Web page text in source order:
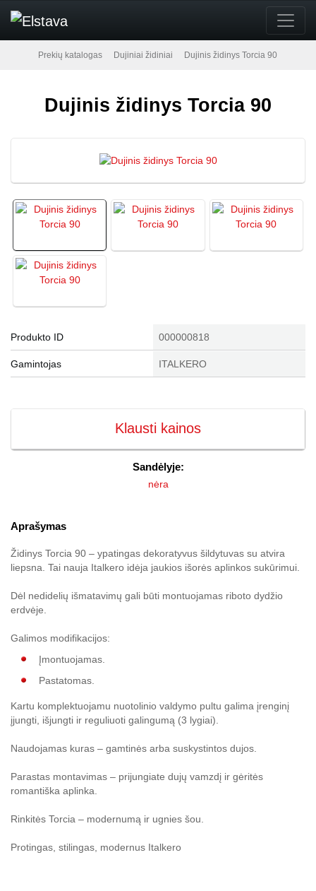
Prekių katalogas Dujiniai židiniai Dujinis židinys Torcia 90
Dujinis židinys Torcia 90
Produkto ID 000000818
Gamintojas ITALKERO
Klausti kainos
Sandėlyje:
nėra
Aprašymas
Židinys Torcia 90 – ypatingas dekoratyvus šildytuvas su atvira
liepsna. Tai nauja Italkero idėja jaukios išorės aplinkos sukūrimui.
Dėl nedidelių išmatavimų gali būti montuojamas riboto dydžio
erdvėje.
Galimos modifikacijos:
Įmontuojamas.
Pastatomas.
Kartu komplektuojamu nuotolinio valdymo pultu galima įrenginį
įjungti, išjungti ir reguliuoti galingumą (3 lygiai).
Naudojamas kuras – gamtinės arba suskystintos dujos.
Parastas montavimas – prijungiate dujų vamzdį ir gėritės
romantiška aplinka.
Rinkitės Torcia – modernumą ir ugnies šou.
Protingas, stilingas, modernus Italkero